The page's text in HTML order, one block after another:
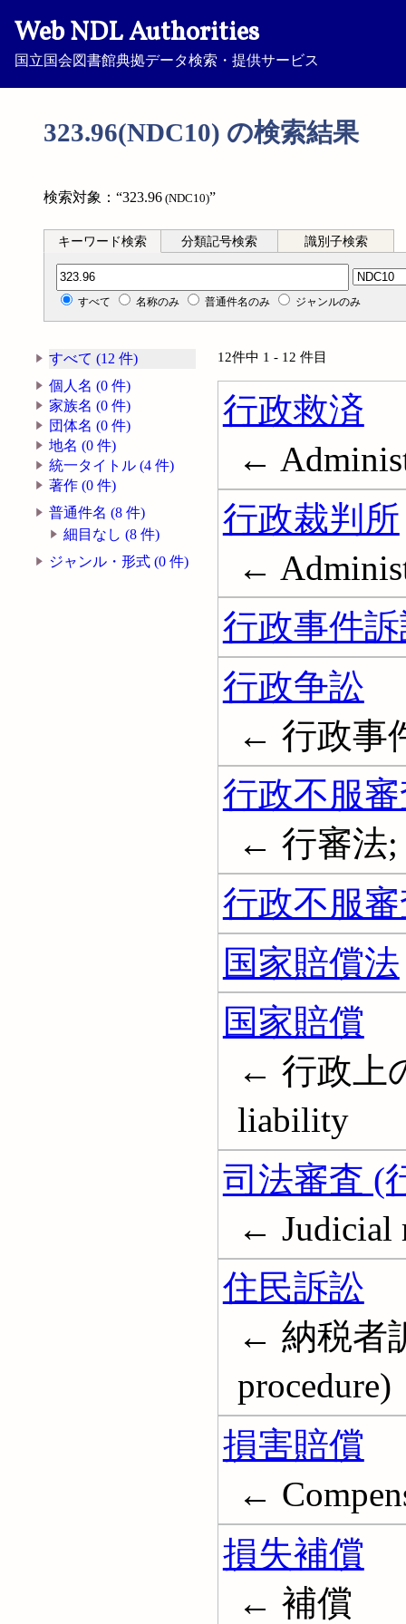
Web NDL Authorities
国立国会図書館典拠データ検索・提供サービス
323.96(NDC10) の検索結果
検索対象：“323.96 (NDC10)”
キーワード検索 分類記号検索 識別子検索
分類記号検索
すべて 名称のみ 普通件名のみ ジャンルのみ
すべて (12 件)
個人名 (0 件)
家族名 (0 件)
団体名 (0 件)
地名 (0 件)
統一タイトル (4 件)
著作 (0 件)
普通件名 (8 件)
細目なし (8 件)
ジャンル・形式 (0 件)
12件中 1 - 12 件目
行政救済
←
行政裁判所
←
行政事件
行政争訟
← 行政事
行政不服
← 行審法;
行政不服
国家賠償法
国家賠償
← 行政上
liability
司法審査 (
← Judicial
住民訴訟
← 納税者
procedure)
損害賠償
←
損失補償
← 補償